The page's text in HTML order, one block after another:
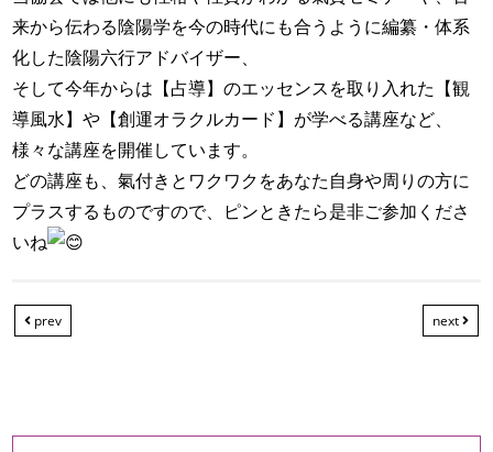
来から伝わる陰陽学を今の時代にも合うように編纂・体系
化した陰陽六行アドバイザー、
そして今年からは【占導】のエッセンスを取り入れた【観
導風水】や【創運オラクルカード】が学べる講座など、
様々な講座を開催しています。
どの講座も、氣付きとワクワクをあなた自身や周りの方に
プラスするものですので、ピンときたら是非ご参加くださ
いね
prev next